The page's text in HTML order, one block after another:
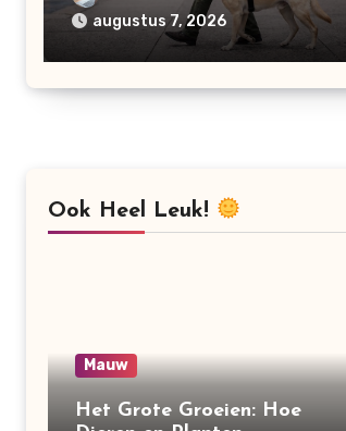
augustus 7, 2026
Ook Heel Leuk!
Mauw
Het Grote Groeien: Hoe